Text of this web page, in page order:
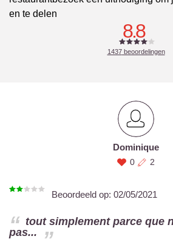
en te delen
8.8
1437beoordelingen
Dominique
0 2
Beoordeeld op: 02/05/2021
tout simplement parce que
pas...